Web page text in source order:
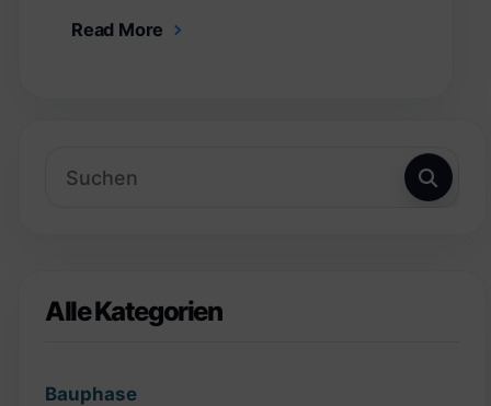
Read More
Alle Kategorien
Bauphase